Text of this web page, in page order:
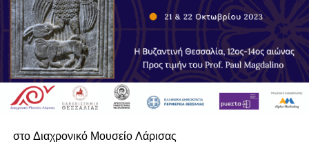
στο Διαχρονικό Μουσείο Λάρισας